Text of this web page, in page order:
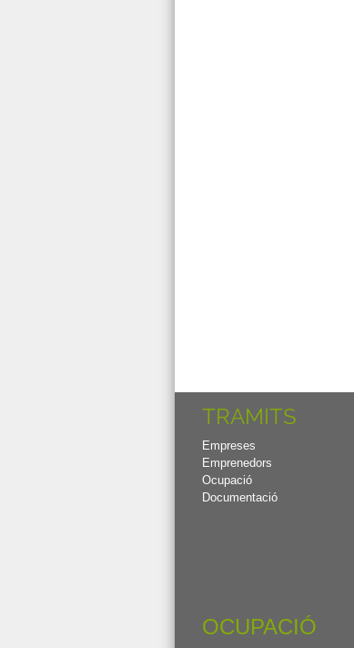
TRAMITS
Empreses
Emprenedors
Ocupació
Documentació
OCUPACIÓ